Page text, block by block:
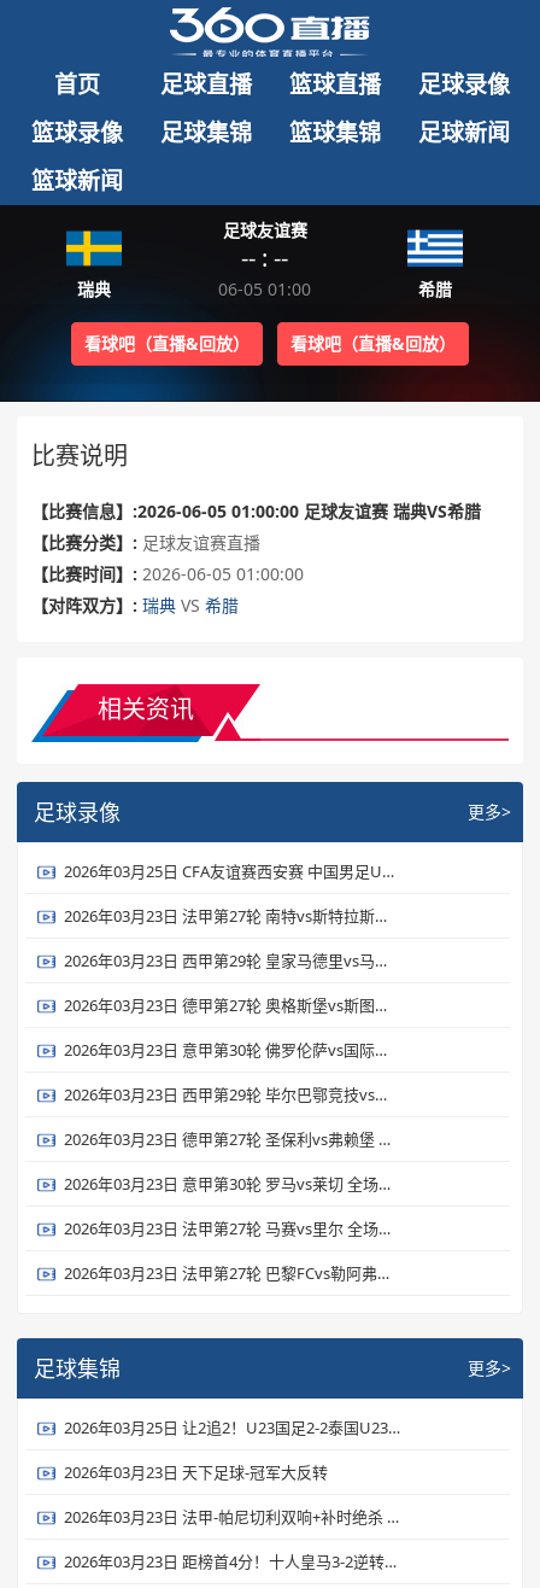
首页 足球直播 篮球直播
足球录像
篮球录像
足球集锦 篮球集锦
足球新闻
篮球新闻
瑞典
足球友谊赛
-- : --
06-05 01:00 希腊
看球吧（直播&回放） 看球吧（直播&回放）
比赛说明
【比赛信息】:2026-06-05 01:00:00 足球友谊赛 瑞典VS希腊
【比赛分类】: 足球友谊赛直播
【比赛时间】: 2026-06-05 01:00:00
【对阵双方】: 瑞典 VS 希腊
相关资讯
足球录像 更多>
2026年03月25日 CFA友谊赛西安赛 中国男足U23vs泰国U23 全场录像
2026年03月23日 法甲第27轮 南特vs斯特拉斯堡 全场录像
2026年03月23日 西甲第29轮 皇家马德里vs马德里竞技 全场录像
2026年03月23日 德甲第27轮 奥格斯堡vs斯图加特 全场录像
2026年03月23日 意甲第30轮 佛罗伦萨vs国际米兰 全场录像
2026年03月23日 西甲第29轮 毕尔巴鄂竞技vs皇家贝蒂斯 全场录像
2026年03月23日 德甲第27轮 圣保利vs弗赖堡 全场录像
2026年03月23日 意甲第30轮 罗马vs莱切 全场录像
2026年03月23日 法甲第27轮 马赛vs里尔 全场录像
2026年03月23日 法甲第27轮 巴黎FCvs勒阿弗尔 全场录像
足球集锦 更多>
2026年03月25日 让2追2！U23国足2-2泰国U23 向余望李新翔破门 鲍世蒙送礼+助攻
2026年03月23日 天下足球-冠军大反转
2026年03月23日 法甲-帕尼切利双响+补时绝杀 斯特拉斯堡3-2逆转斯特拉斯堡
2026年03月23日 距榜首4分！十人皇马3-2逆转马竞 维尼修斯双响巴尔韦德破门+直红